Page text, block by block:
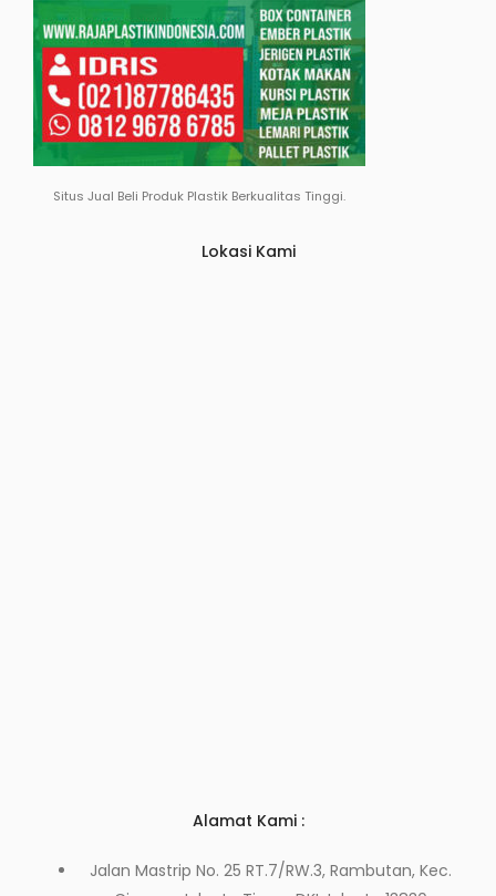
Situs Jual Beli Produk Plastik Berkualitas Tinggi.
Lokasi Kami
Alamat Kami :
Jalan Mastrip No. 25 RT.7/RW.3, Rambutan, Kec.